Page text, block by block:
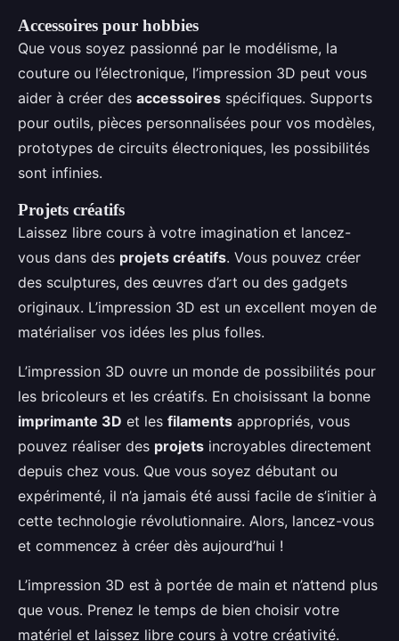
Accessoires pour hobbies
Que vous soyez passionné par le modélisme, la
couture ou l’électronique, l’impression 3D peut vous
aider à créer des accessoires spécifiques. Supports
pour outils, pièces personnalisées pour vos modèles,
prototypes de circuits électroniques, les possibilités
sont infinies.
Projets créatifs
Laissez libre cours à votre imagination et lancez-
vous dans des projets créatifs. Vous pouvez créer
des sculptures, des œuvres d’art ou des gadgets
originaux. L’impression 3D est un excellent moyen de
matérialiser vos idées les plus folles.
L’impression 3D ouvre un monde de possibilités pour
les bricoleurs et les créatifs. En choisissant la bonne
imprimante 3D et les filaments appropriés, vous
pouvez réaliser des projets incroyables directement
depuis chez vous. Que vous soyez débutant ou
expérimenté, il n’a jamais été aussi facile de s’initier à
cette technologie révolutionnaire. Alors, lancez-vous
et commencez à créer dès aujourd’hui !
L’impression 3D est à portée de main et n’attend plus
que vous. Prenez le temps de bien choisir votre
matériel et laissez libre cours à votre créativité.